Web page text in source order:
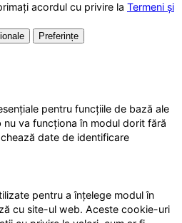
acordul cu privire la Termeni și
Preferințe
pentru funcțiile de bază ale
va funcționa în modul dorit fără
date de identificare
pentru a înțelege modul în
cu site-ul web. Aceste cookie-uri